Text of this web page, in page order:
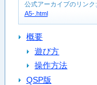
公式アーカイブのリンク:
A5-.html
概要
遊び方
操作方法
QSP版